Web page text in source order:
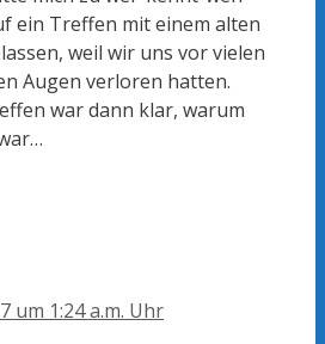
ein Treffen mit einem alten
weil wir uns vor vielen
Augen verloren hatten.
war dann klar, warum
um 1:24 a.m. Uhr